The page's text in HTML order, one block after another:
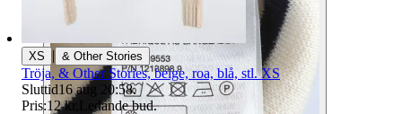
XS | & Other Stories
Tröja, & Other Stories, beige, roa, blå, stl. XS
Sluttid16 aug 20:58.
Pris:12 kr Ledande bud.